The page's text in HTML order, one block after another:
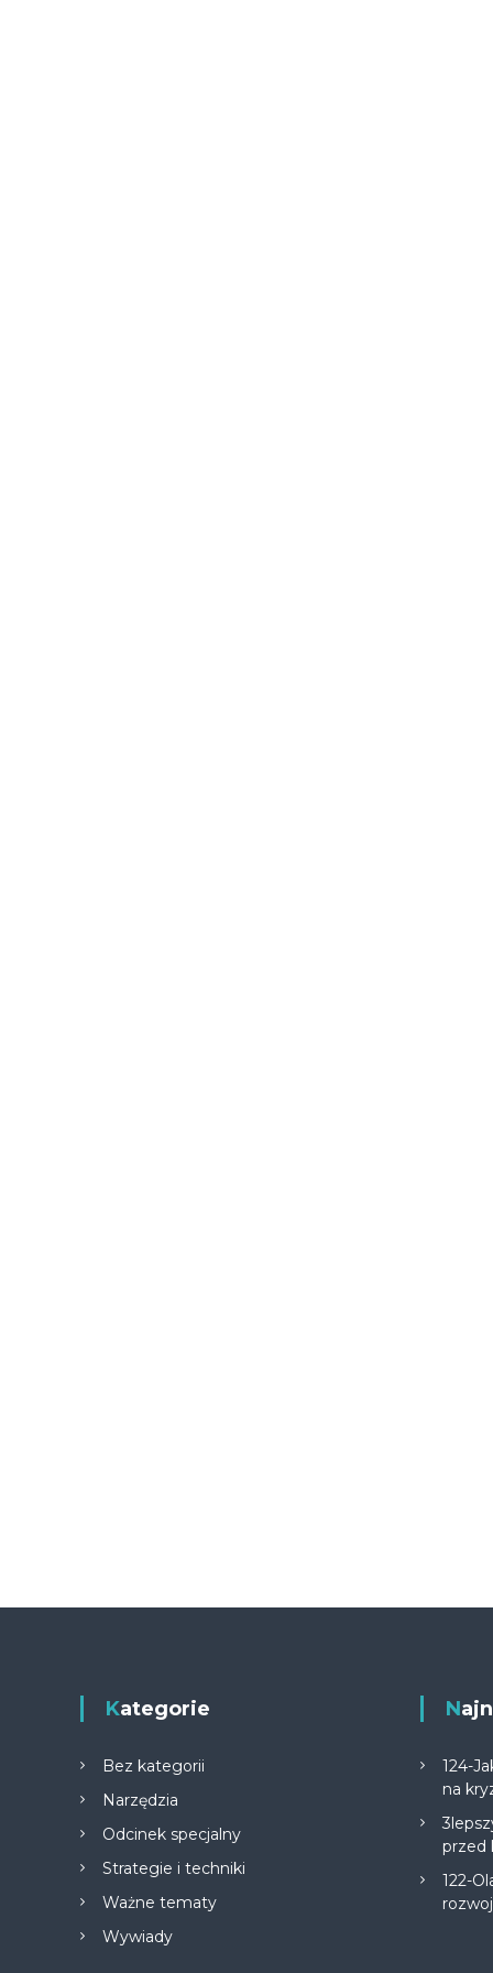
Kategorie
Bez kategorii
Narzędzia
Odcinek specjalny
Strategie i techniki
Ważne tematy
Wywiady
124-
na
przed
122-